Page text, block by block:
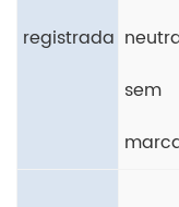
registrada
sem